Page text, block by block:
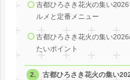
古都ひろさき花火の集い
ルメと定番メニュー
古都ひろさき花火の集い
たいポイント
古都ひろさき花火の集い